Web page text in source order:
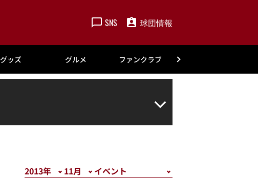
SNS 球団情報
グッズ グルメ ファンクラブ